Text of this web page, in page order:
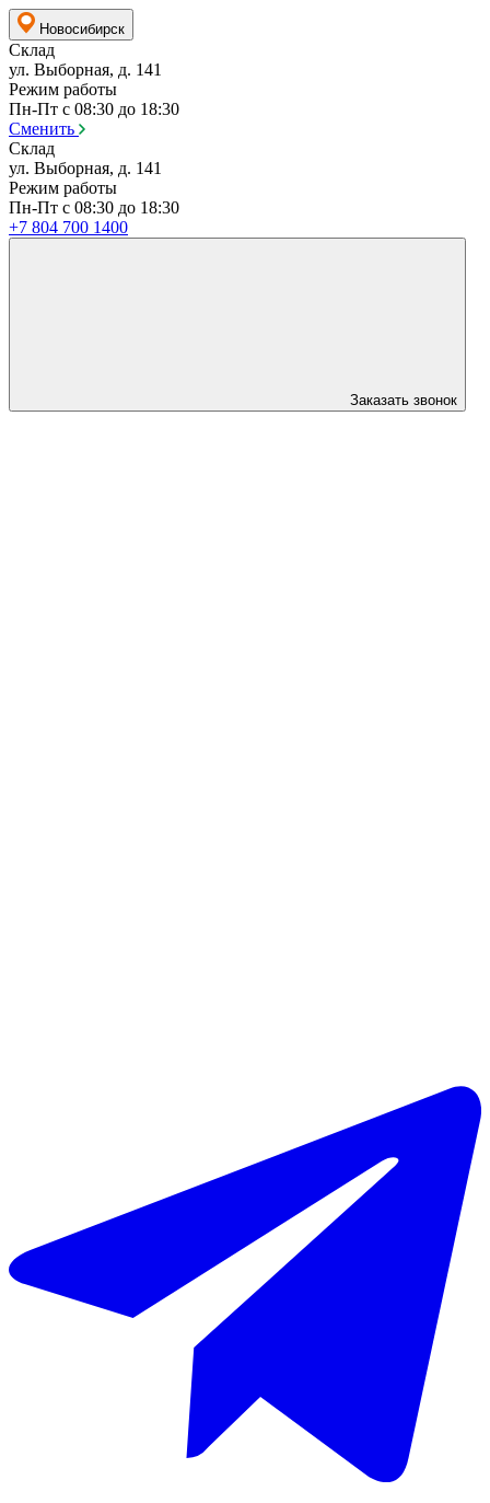
Новосибирск
Склад
ул. Выборная, д. 141
Режим работы
Пн-Пт с 08:30 до 18:30
Сменить
Склад
ул. Выборная, д. 141
Режим работы
Пн-Пт с 08:30 до 18:30
+7 804 700 1400
Заказать звонок